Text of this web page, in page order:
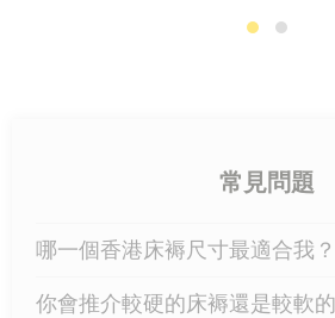
常見問題
哪一個香港床褥尺寸最適合我？
你會推介較硬的床褥還是較軟